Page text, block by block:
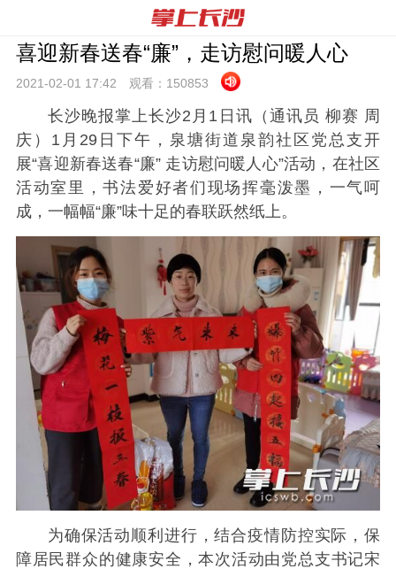
喜迎新春送春“廉”，走访慰问暖人心
2021-02-01 17:42 观看： 150853
长沙晚报掌上长沙2月1日讯 （ 通讯员 柳赛 周
庆 ） 1月29日下午，泉塘街道泉韵社区党总支开
展“喜迎新春送春“廉” 走访慰问暖人心”活动，在社区
活动室里，书法爱好者们现场挥毫泼墨，一气呵
成，一幅幅“廉”味十足的春联跃然纸上。
为确保活动顺利进行，结合疫情防控实际，保
障居民群众的健康安全，本次活动由党总支书记宋